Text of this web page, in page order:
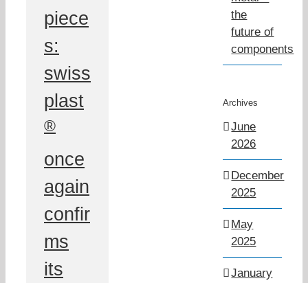
piece
s:
swiss
plast
®
once
again
confir
ms
its
the
future of
components
Archives
June
2026
December
2025
May
2025
January